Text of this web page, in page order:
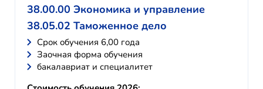
38.00.00 Экономика и управление
38.05.02 Таможенное дело
Cрок обучения 6,00 года
Заочная форма обучения
бакалавриат и специалитет